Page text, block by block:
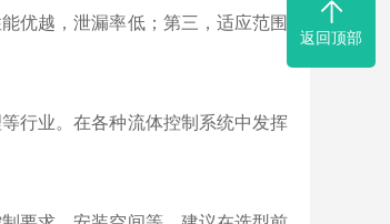
优越，泄漏率低；第三，适应范围
行业。在各种流体控制系统中发挥
返回顶部